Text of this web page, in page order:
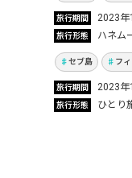
旅行期間 2023年
旅行形態 ハネム
Vol.804
英語学習
買い物＆
セブ島 フ
旅行期間 2023年
旅行形態 ひとり